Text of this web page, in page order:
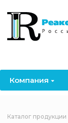
Компания
Назад
Компания
Лицензии
Назад
Продукция
OceanСhem
Назад
Направления
Отвердители
Назад
Информация
Акции
Каталог продукции